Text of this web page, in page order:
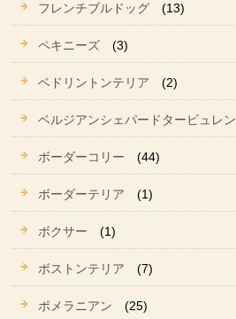
フレンチブルドッグ (13)
ペキニーズ (3)
ベドリントンテリア (2)
ベルジアンシェパードタービュレン
ボーダーコリー (44)
ボーダーテリア (1)
ボクサー (1)
ボストンテリア (7)
ポメラニアン (25)